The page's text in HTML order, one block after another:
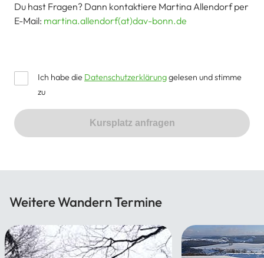
Du hast Fragen? Dann kontaktiere Martina Allendorf per
E-Mail: martina.allendorf(at)dav-bonn.de
Ich habe die Datenschutzerklärunggelesen und stimme
zu
Kursplatz anfragen
Weitere Wandern Termine